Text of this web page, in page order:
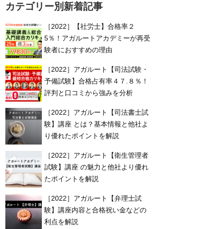
カテゴリー別新着記事
［2022］【社労士】合格率２
5％！アガルートアカデミーが再受
験者におすすめの理由
［2022］アガルート【司法試験・
予備試験】合格占有率４７.８％！
評判と口コミから強みを分析
［2022］アガルート【司法書士試
験】講座 とは？基本情報と他社よ
り優れたポイントを解説
［2022］アガルート【衛生管理者
試験】講座 の魅力と他社より優れ
たポイントを解説
［2022］アガルート【弁理士試
験】講座内容と合格祝い金などの
利点を解説